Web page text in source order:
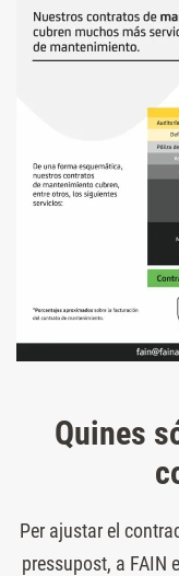
Quines
Per ajustar el
pressupost, a FAIN